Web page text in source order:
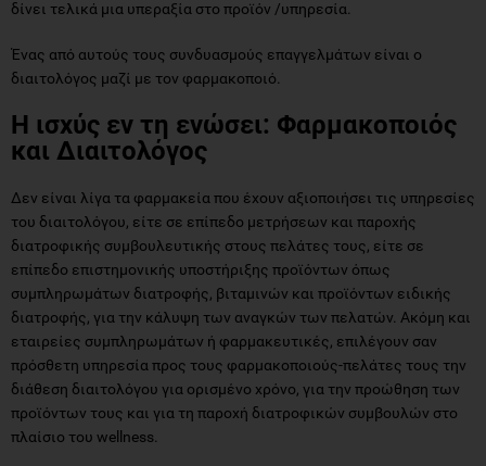
δίνει τελικά μια υπεραξία στο προϊόν /υπηρεσία.
Ένας από αυτούς τους συνδυασμούς επαγγελμάτων είναι ο
διαιτολόγος μαζί με τον φαρμακοποιό.
Η ισχύς εν τη ενώσει: Φαρμακοποιός
και Διαιτολόγος
Δεν είναι λίγα τα φαρμακεία που έχουν αξιοποιήσει τις υπηρεσίες
του διαιτολόγου, είτε σε επίπεδο μετρήσεων και παροχής
διατροφικής συμβουλευτικής στους πελάτες τους, είτε σε
επίπεδο επιστημονικής υποστήριξης προϊόντων όπως
συμπληρωμάτων διατροφής, βιταμινών και προϊόντων ειδικής
διατροφής, για την κάλυψη των αναγκών των πελατών. Ακόμη και
εταιρείες συμπληρωμάτων ή φαρμακευτικές, επιλέγουν σαν
πρόσθετη υπηρεσία προς τους φαρμακοποιούς-πελάτες τους την
διάθεση διαιτολόγου για ορισμένο χρόνο, για την προώθηση των
προϊόντων τους και για τη παροχή διατροφικών συμβουλών στο
πλαίσιο του wellness.